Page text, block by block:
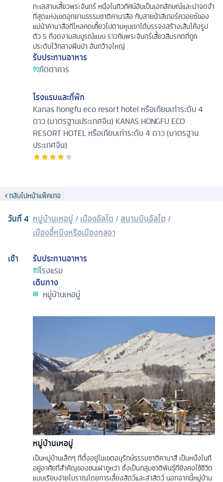
ทะเลสาบเสี้ยวพระจันทร์ หนึ่งในทิวทัศน์อันเป็นเอกลักษณ์และน่าจดจำ
ที่สุดแห่งเขตอุทยานธรรมชาติคานาสือ กับสายน้าสีเทอร์ควอยซ์ของ
แม่น้าคานาสือที่ไหลคดเคี้ยวไปตามหุบเขาได้บรรจงสร้างเส้นโค้งรูป
ตัว S ที่งดงามสมบูรณ์แบบ ราวกับพระจันทร์เสี้ยวสีมรกตที่ถูก
ประดับไว้กลางผืนป่า อันกว้างใหญ่
รับประทานอาหาร
ภัตตาคาร
โรงแรมและที่พัก
Kanas hongfu eco resort hotel หรือเทียบเท่าระดับ 4
ดาว (มาตรฐานประเทศจีน) KANAS HONGFU ECO
RESORT HOTEL หรือเทียบเท่าระดับ 4 ดาว (มาตรฐาน
ประเทศจีน)
กลับไปหน้าแพ็คเกจ
วันที่4 หมู่บ้านเหอมู่ /เมืองอัลไต /สนามบินอัลไต /
เมืองอี้หนิงหรือเมืองกุลจา
เช้า
รับประทานอาหาร
โรงแรม
เดินทาง
หมู่บ้านเหอมู่
หมู่บ้านเหอมู่
เป็นหมู่บ้านเล็กๆ ที่ตั้งอยู่ในเขตอนุรักษ์ธรรมชาติคานาสึ เป็นหนึ่งในที่
อยู่อาศัยที่สำคัญของชนเผ่าถูหว่า ซึ่งเป็นกลุ่มชาติพันธุ์ที่ยังคงใช้ชีวิต
แบบเรียบง่ายโบราณโดยการเลี้ยงสัตว์และล่าสัตว์ นอกจากนี้หมู่บ้าน